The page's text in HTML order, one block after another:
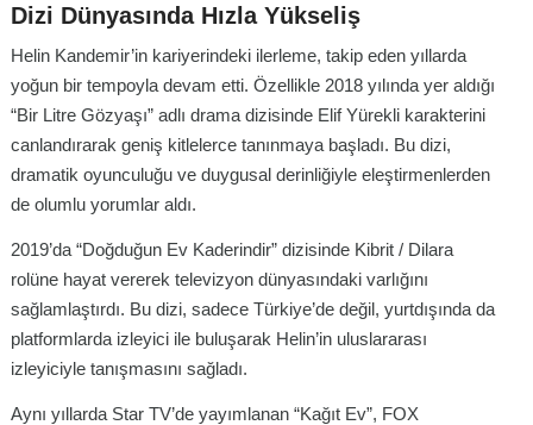
Dizi Dünyasında Hızla Yükseliş
Helin Kandemir’in kariyerindeki ilerleme, takip eden yıllarda
yoğun bir tempoyla devam etti. Özellikle 2018 yılında yer aldığı
“Bir Litre Gözyaşı” adlı drama dizisinde Elif Yürekli karakterini
canlandırarak geniş kitlelerce tanınmaya başladı. Bu dizi,
dramatik oyunculuğu ve duygusal derinliğiyle eleştirmenlerden
de olumlu yorumlar aldı.
2019’da “Doğduğun Ev Kaderindir” dizisinde Kibrit / Dilara
rolüne hayat vererek televizyon dünyasındaki varlığını
sağlamlaştırdı. Bu dizi, sadece Türkiye’de değil, yurtdışında da
platformlarda izleyici ile buluşarak Helin’in uluslararası
izleyiciyle tanışmasını sağladı.
Aynı yıllarda Star TV’de yayımlanan “Kağıt Ev”, FOX